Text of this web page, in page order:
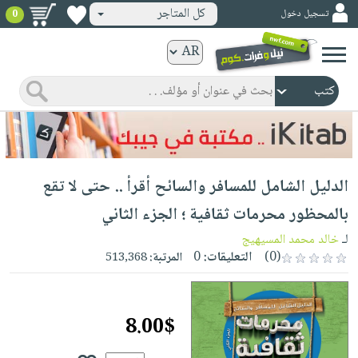
ورقية
المواضيع
صدر
حديثاً
الأكثر
مبيعاً
جوائز
شحن
مخفض
عروض
خاصة
صفحات
مشوقة
كتب
الكترونية
الرئيسية
صدر
حديثاً
الأكثر
مبيعاً
كتب
مجانية
صوتية
الصفحة
الرئيسية
masmu3
بلا
حدود
أطفال
وناشئة
الصفحةوسائل
تسجيل دخول كل المتاجر 0
الدليل الشامل للمسافر والسائح أقرأ .. حتى لا تقع
بالمحظور محرمات ثقافية ؛ الجزء الثاني
لـخالد محمد المسيهيج
(0)
التعليقات:0 المرتبة:513,368
8.00$